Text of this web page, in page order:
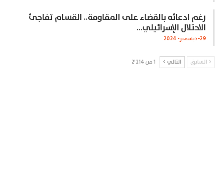
رغم ادعائه بالقضاء على المقاومة.. القسام تفاجئ
الاحتلال الإسرائيلي…
29-ديسمبر- 2024
السابق التالي 1 من 2٬214